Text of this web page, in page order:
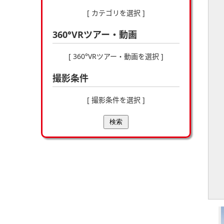
[ カテゴリを選択 ]
360°VRツアー・動画
[ 360°VRツアー・動画を選択 ]
撮影条件
[ 撮影条件を選択 ]
検索